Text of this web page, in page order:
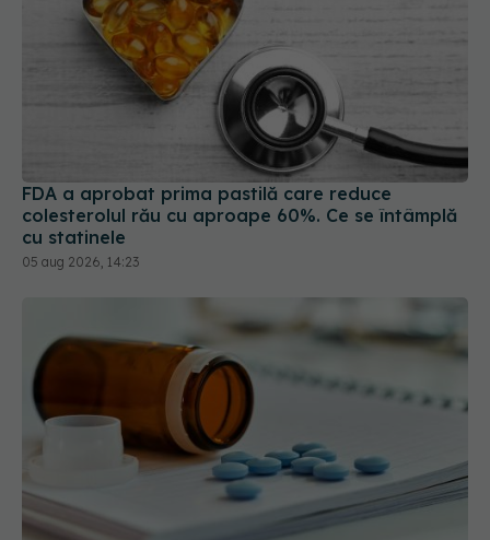
FDA a aprobat prima pastilă care reduce
colesterolul rău cu aproape 60%. Ce se întâmplă
cu statinele
05 aug 2026, 14:23
CNAS schimbă lista medicamentelor compensate
prin programele naționale. Ce tratamente noi